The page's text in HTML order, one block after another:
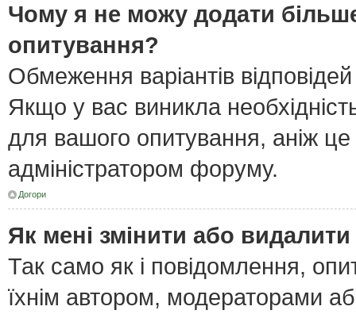
Чому я не можу додати
опитування?
Обмеження варіантів
Якщо у вас виникла
для вашого опитування, аніж
адміністратором форуму.
Догори
Як мені змінити або
Так само як і повідомлення,
їхнім автором, модераторами